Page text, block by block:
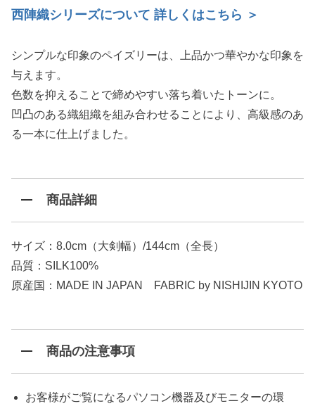
西陣織シリーズについて 詳しくはこちら ＞
シンプルな印象のペイズリーは、上品かつ華やかな印象を
与えます。
色数を抑えることで締めやすい落ち着いたトーンに。
凹凸のある織組織を組み合わせることにより、高級感のあ
る一本に仕上げました。
商品詳細
サイズ：8.0cm（大剣幅）/144cm（全長）
品質：SILK100%
原産国：MADE IN JAPAN FABRIC by NISHIJIN KYOTO
商品の注意事項
お客様がご覧になるパソコン機器及びモニターの環